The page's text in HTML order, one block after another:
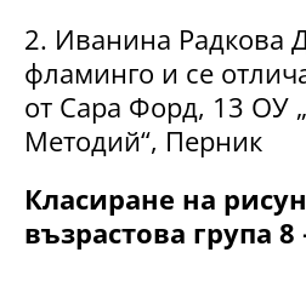
2. Иванина Радкова
фламинго и се
от Сара Форд, 13 ОУ
Методий“, Перник
Класиране на
възрастова група 8